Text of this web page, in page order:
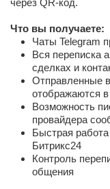
через QR-код.
Что вы получаете:
Чаты Telegram
Вся переписка
сделках и
Отправленные
отображаются
Возможность
провайдера
Быстрая
Битрикс24
Контроль
общения